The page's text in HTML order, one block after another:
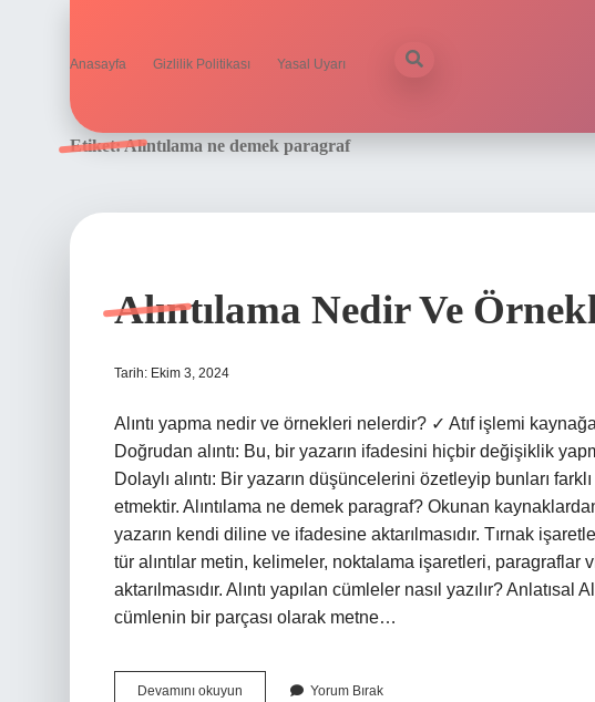
Anasayfa Gizlilik Politikası Yasal Uyarı
Etiket:Alıntılama ne demek paragraf
Alıntılama Nedir Ve
Tarih: Ekim 3, 2024
Alıntı yapma nedir ve örnekleri nelerdir? ✓ Atıf işlemi
Doğrudan alıntı: Bu, bir yazarın ifadesini hiçbir değişiklik
Dolaylı alıntı: Bir yazarın düşüncelerini özetleyip bunları
etmektir. Alıntılama ne demek paragraf? Okunan
yazarın kendi diline ve ifadesine aktarılmasıdır. Tırnak
tür alıntılar metin, kelimeler, noktalama işaretleri,
aktarılmasıdır. Alıntı yapılan cümleler nasıl yazılır? Anlatısal
cümlenin bir parçası olarak metne…
Devamını okuyun Alıntılama Yorum Bırak